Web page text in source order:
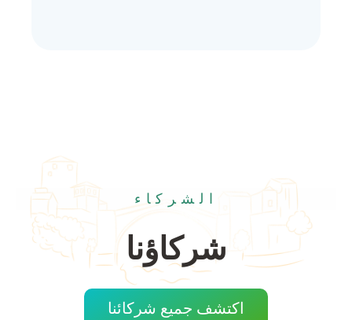
الشركاء
شركاؤنا
اكتشف جميع شركائنا